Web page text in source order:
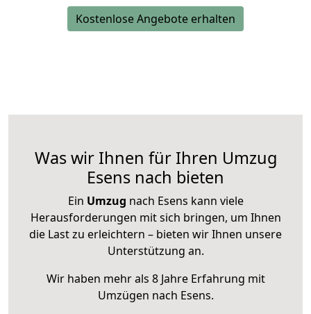
Kostenlose Angebote erhalten
Was wir Ihnen für Ihren Umzug
Esens nach bieten
Ein Umzug nach Esens kann viele
Herausforderungen mit sich bringen, um Ihnen
die Last zu erleichtern – bieten wir Ihnen unsere
Unterstützung an.
Wir haben mehr als 8 Jahre Erfahrung mit
Umzügen nach Esens.